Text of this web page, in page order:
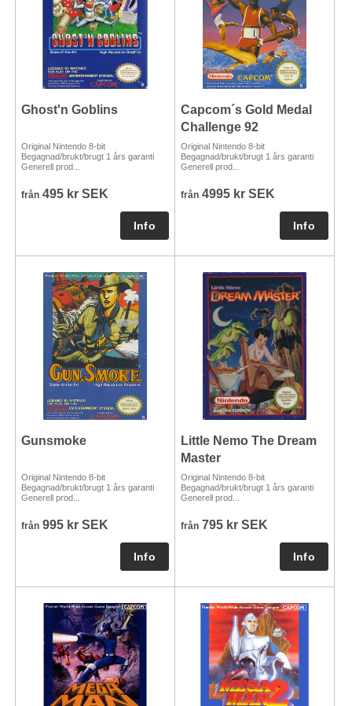
Ghost'n Goblins
Original Nintendo 8-bit
Begagnad/brukt/brugt 1 års garanti
Generell prod...
från 495 kr SEK
Capcom´s Gold Medal
Challenge 92
Original Nintendo 8-bit
Begagnad/brukt/brugt 1 års garanti
Generell prod...
från 4995 kr SEK
Gunsmoke
Original Nintendo 8-bit
Begagnad/brukt/brugt 1 års garanti
Generell prod...
från 995 kr SEK
Little Nemo The Dream
Master
Original Nintendo 8-bit
Begagnad/brukt/brugt 1 års garanti
Generell prod...
från 795 kr SEK